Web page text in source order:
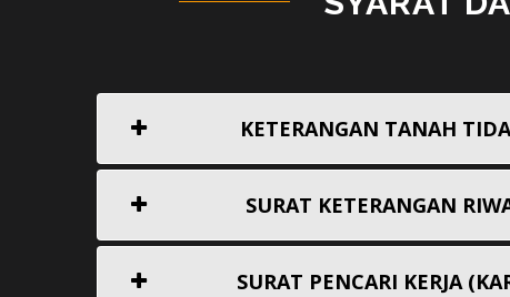
KETERANGAN TANAH
SURAT KETERANGAN
SURAT PENCARI KERJA